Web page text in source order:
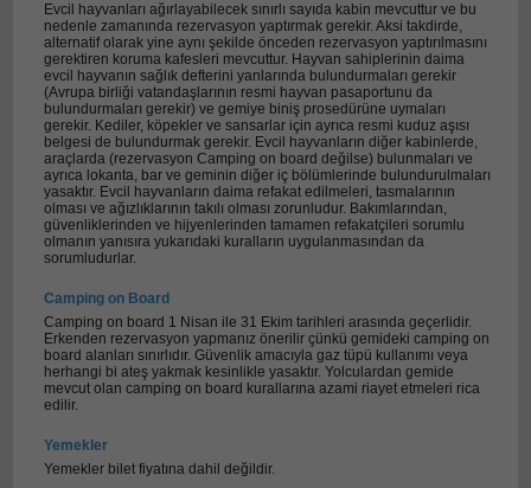
Evcil hayvanları ağırlayabilecek sınırlı sayıda kabin mevcuttur ve bu
nedenle zamanında rezervasyon yaptırmak gerekir. Aksi takdirde,
alternatif olarak yine aynı şekilde önceden rezervasyon yaptırılmasını
gerektiren koruma kafesleri mevcuttur. Hayvan sahiplerinin daima
evcil hayvanın sağlık defterini yanlarında bulundurmaları gerekir
(Avrupa birliği vatandaşlarının resmi hayvan pasaportunu da
bulundurmaları gerekir) ve gemiye biniş prosedürüne uymaları
gerekir. Kediler, köpekler ve sansarlar için ayrıca resmi kuduz aşısı
belgesi de bulundurmak gerekir. Evcil hayvanların diğer kabinlerde,
araçlarda (rezervasyon Camping on board değilse) bulunmaları ve
ayrıca lokanta, bar ve geminin diğer iç bölümlerinde bulundurulmaları
yasaktır. Evcil hayvanların daima refakat edilmeleri, tasmalarının
olması ve ağızlıklarının takılı olması zorunludur. Bakımlarından,
güvenliklerinden ve hijyenlerinden tamamen refakatçileri sorumlu
olmanın yanısıra yukarıdaki kuralların uygulanmasından da
sorumludurlar.
Camping on Board
Camping on board 1 Nisan ile 31 Ekim tarihleri arasında geçerlidir.
Erkenden rezervasyon yapmanız önerilir çünkü gemideki camping on
board alanları sınırlıdır. Güvenlik amacıyla gaz tüpü kullanımı veya
herhangi bi ateş yakmak kesinlikle yasaktır. Yolculardan gemide
mevcut olan camping on board kurallarına azami riayet etmeleri rica
edilir.
Yemekler
Yemekler bilet fiyatına dahil değildir.